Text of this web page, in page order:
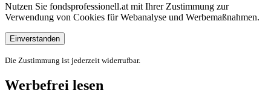
Nutzen Sie fondsprofessionell.at mit Ihrer Zustimmung zur
Verwendung von Cookies für Webanalyse und Werbemaßnahmen.
Einverstanden
Die Zustimmung ist jederzeit widerrufbar.
Werbefrei lesen